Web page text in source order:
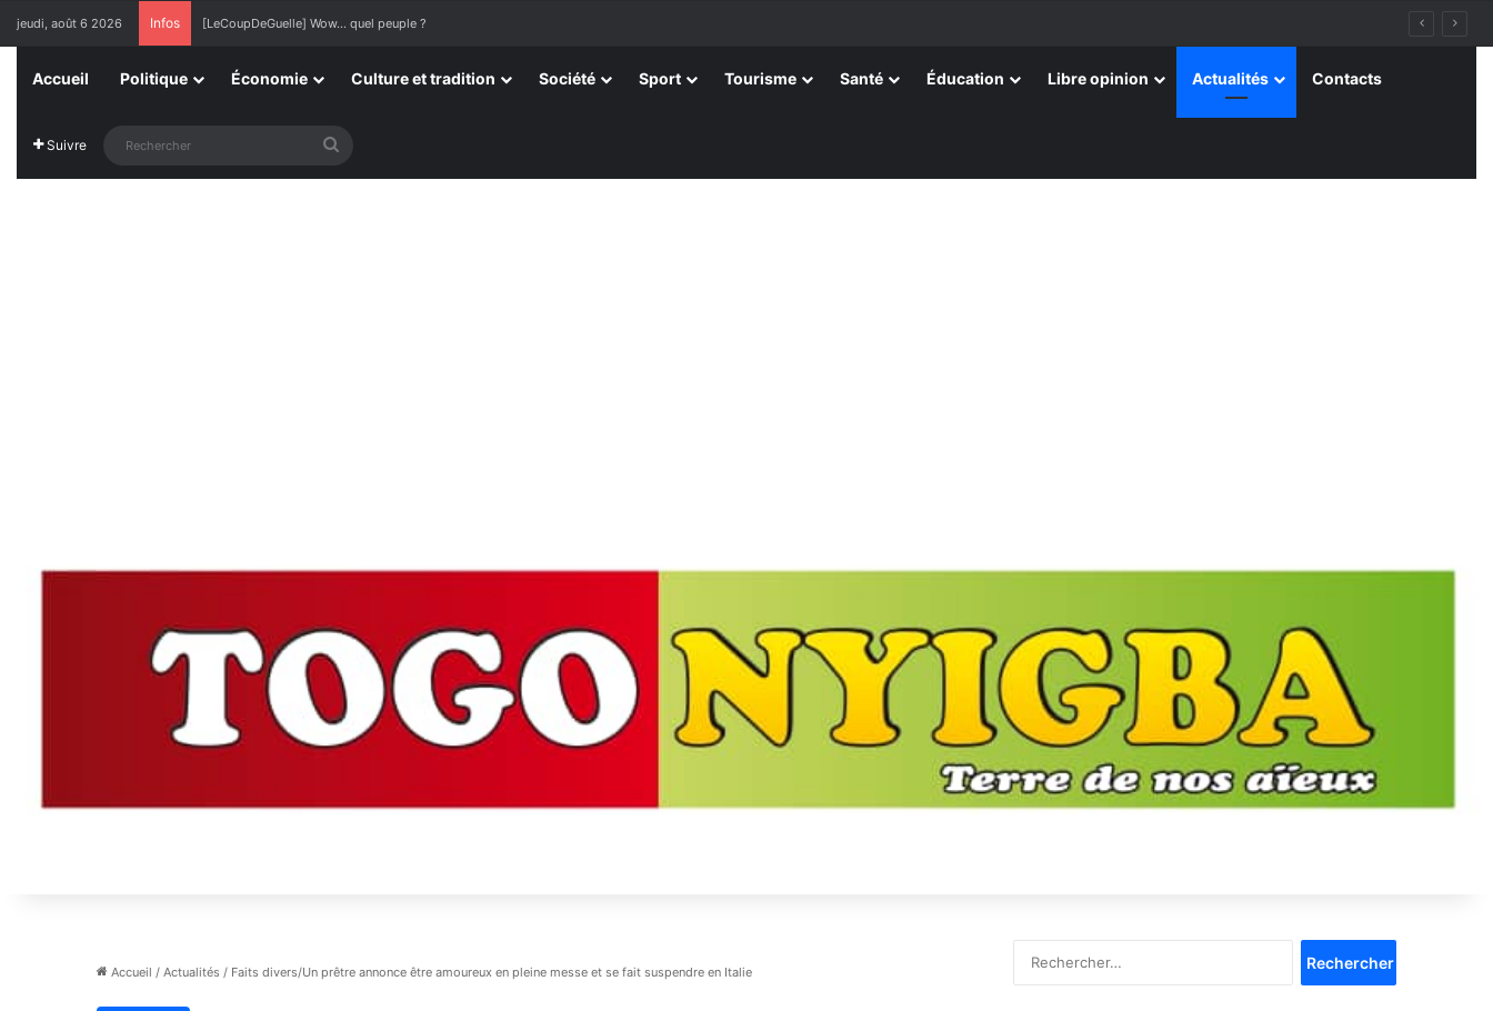
jeudi, août 6 2026 Infos [LeCoupDeGuelle] Wow… quel peuple ?
Accueil Politique Économie Culture et tradition Société Sport Tourisme Santé Éducation Libre opinion Actualités Contacts
Suivre
Accueil / Actualités / Faits divers/Un prêtre annonce être amoureux en pleine messe et se fait suspendre en Italie